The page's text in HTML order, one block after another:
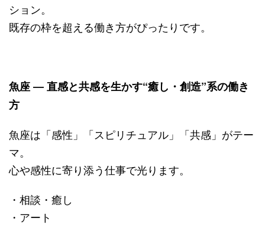
ション。
既存の枠を超える働き方がぴったりです。
魚座 ― 直感と共感を生かす“癒し・創造”系の働き
方
魚座は「感性」「スピリチュアル」「共感」がテー
マ。
心や感性に寄り添う仕事で光ります。
・相談・癒し
・アート